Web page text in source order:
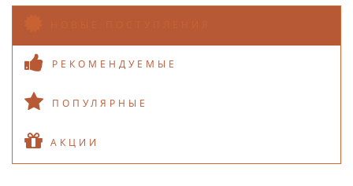
РЕКОМЕНДУЕМЫЕ
ПОПУЛЯРНЫЕ
АКЦИИ